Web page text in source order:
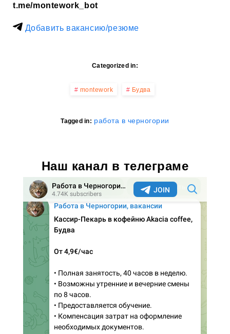
t.me/montework_bot
Добавить вакансию/резюме
Categorized in:
montework Будва
Tagged in: работа в черногории
Наш канал в телеграме